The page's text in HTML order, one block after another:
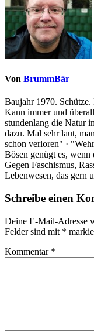
Von BrummBär
Baujahr 1970.
Kann immer und
stundenlang die Natur
dazu. Mal sehr laut,
schon verloren" ·
Bösen genügt es,
Gegen Faschismus,
Lebenwesen, das gern
Schreibe einen
Deine E-Mail-Adresse
Felder sind mit *
Kommentar *